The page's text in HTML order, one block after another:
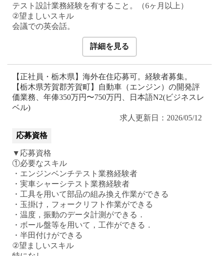
テスト設計業務経験を有すること。（6ヶ月以上）
②望ましいスキル
会議での英会話。
詳細を見る
【正社員・栃木県】海外在住応募可。経験者募集。
【栃木県芳賀郡芳賀町】自動車（エンジン）の開発評
価業務、年俸350万円〜750万円、日本語N2(ビジネスレ
ベル)
求人更新日：2026/05/12
応募資格
▼応募資格
①必要なスキル
・エンジンベンチテスト業務経験者
・実車シャーシテスト業務経験者
・工具を用いて部品の組み換え作業ができる
・玉掛け，フォークリフト作業ができる
・温度，振動のデータ計測ができる．
・ボール盤等を用いて，工作ができる．
・半田付けができる
②望ましいスキル